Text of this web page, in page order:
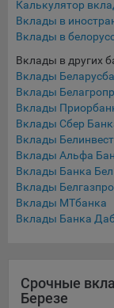
составить
сайта в целом.
анализа трафика
9.5. Файлы
аудитории и в
Google Analytics.
Технические/
Необходимые для
платформ
передаются
время
Отключение
определять
Калькулятор
Вклады в
Вклады в
Вклады в других
Вклады
Вклады
Вклады
Вклады Сбер
Вклады
Вклады Альфа
Вклады Банка
Вклады
Вклады МТбанка
Вклады Банка
Срочные
Березе